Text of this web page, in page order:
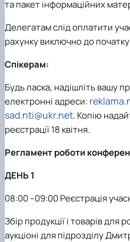
та пакет інформаційних
Делегатам слід оплатити
рахунку виключно до початку
Спікерам:
Будь ласка, надішліть вашу
електронні адреси:
sad.nti@ukr.net. Копію
реєстрації 18 квітня.
Регламент роботи
ДЕНЬ 1
08:00 –09:00 Реєстрація
Збір продукції і товарів для
аукціоні для підрозділу